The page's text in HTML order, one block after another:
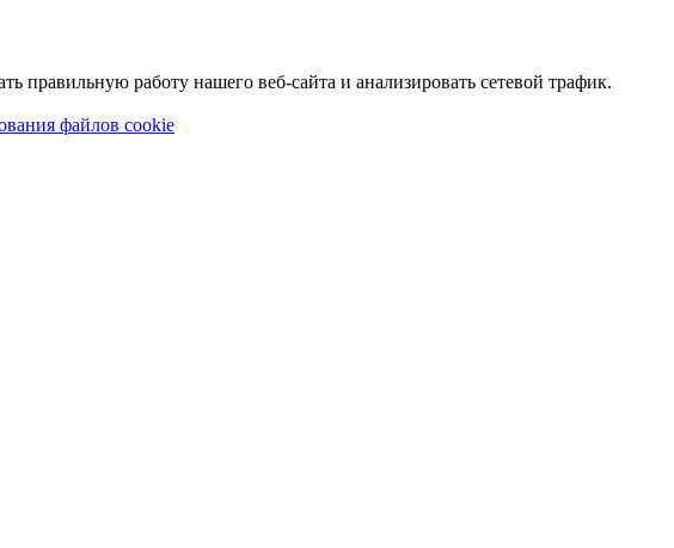
правильную работу нашего веб-сайта и анализировать сетевой трафик.
файлов cookie